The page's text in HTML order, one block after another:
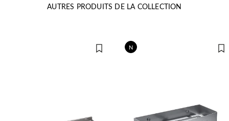
AUTRES PRODUITS DE LA COLLECTION
N